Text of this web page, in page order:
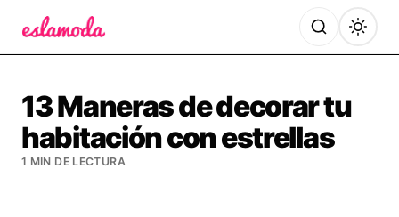
13 Maneras de decorar tu
habitación con estrellas
1 MIN DE LECTURA